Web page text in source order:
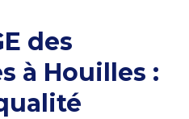
des
à Houilles :